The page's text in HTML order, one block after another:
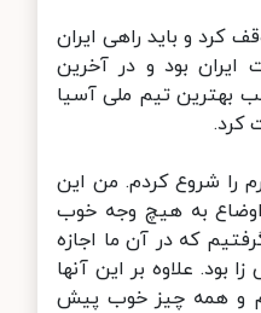
و باید راهی ایران
بود و در آخرین
بهترین تیم ملی آسیا
شروع کردم. من این
به هیچ وجه خوب
که در آن ما اجازه
علاوه بر این آنها
و همه چیز خوب پیش